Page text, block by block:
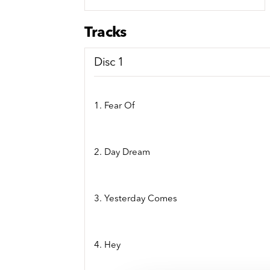
7 Inch singles
Tracks
Disc 1
1. Fear Of
2. Day Dream
3. Yesterday Comes
4. Hey